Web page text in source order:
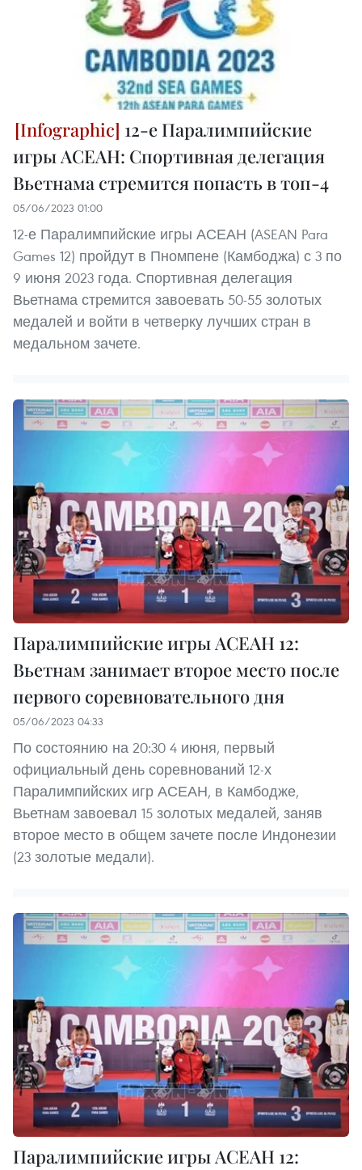
12-е Паралимпийские
игры АСЕАН: Спортивная делегация
Вьетнама стремится попасть в топ-4
05/06/2023 01:00
12-е Паралимпийские игры АСЕАН (ASEAN Para
Games 12) пройдут в Пномпене (Камбоджа) с 3 по
9 июня 2023 года. Спортивная делегация
Вьетнама стремится завоевать 50-55 золотых
медалей и войти в четверку лучших стран в
медальном зачете.
Паралимпийские игры АСЕАН 12:
Вьетнам занимает второе место после
первого соревновательного дня
05/06/2023 04:33
По состоянию на 20:30 4 июня, первый
официальный день соревнований 12-х
Паралимпийских игр АСЕАН, в Камбодже,
Вьетнам завоевал 15 золотых медалей, заняв
второе место в общем зачете после Индонезии
(23 золотые медали).
Паралимпийские игры АСЕАН 12: